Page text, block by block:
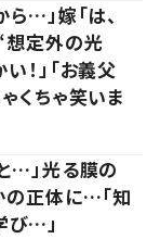
…」嫁「は、
想定外の光
！」「お義父
くちゃ笑いま
…」光る膜の
の正体に…「知
び…」